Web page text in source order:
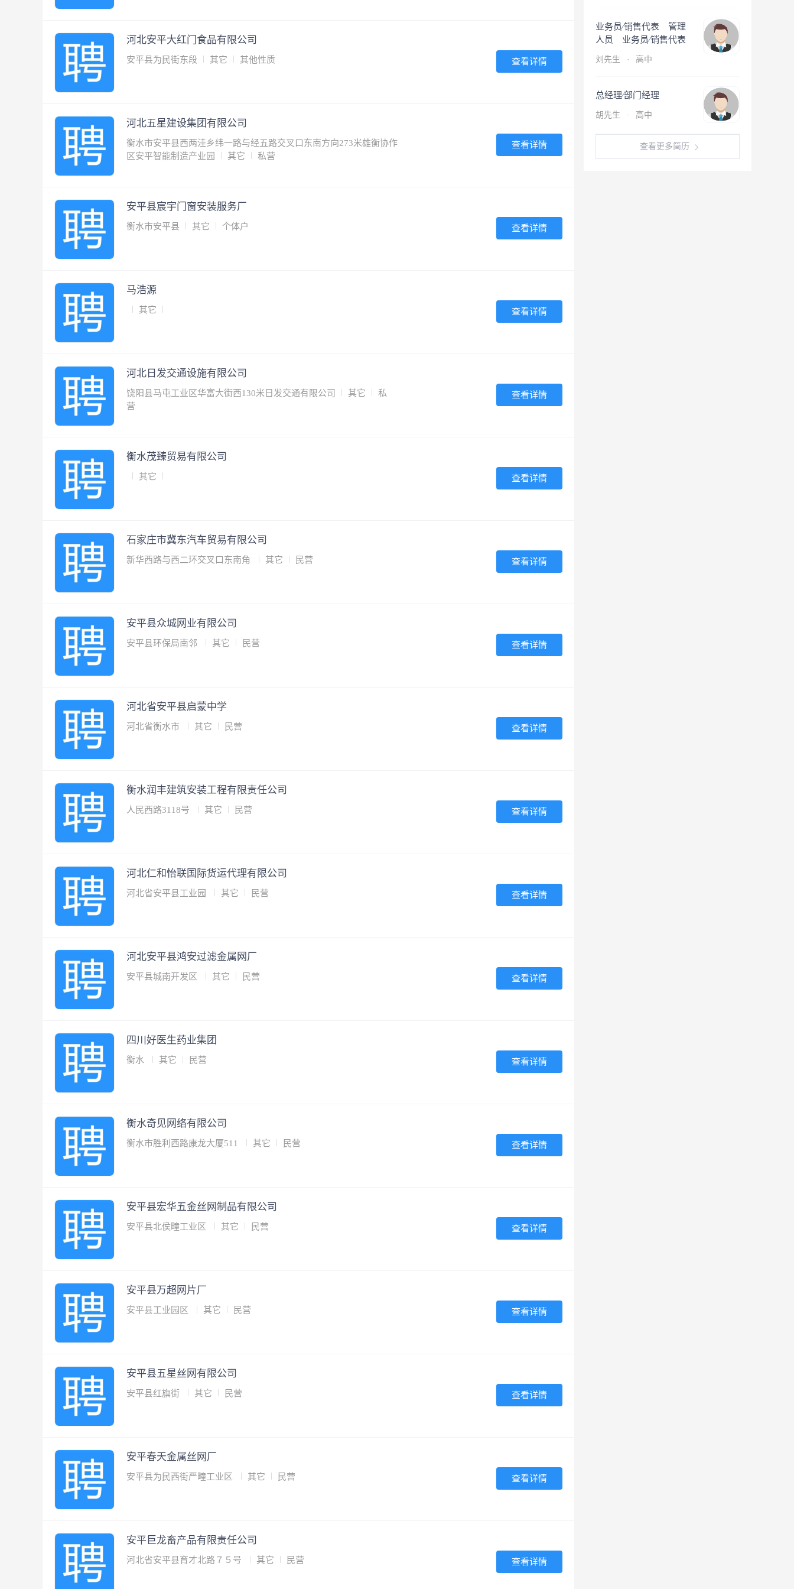
业务员∕销售代表 管理
人员 业务员∕销售代表
刘先生 · 高中
总经理∕部门经理
胡先生 · 高中
查看更多简历
河北安平大红门食品有限公司
安平县为民街东段 其它 其他性质 查看详情
河北五星建设集团有限公司
衡水市安平县西两洼乡纬一路与经五路交叉口东南方向273米雄衡协作
区安平智能制造产业园
其它 私营
查看详情
安平县宸宇门窗安装服务厂
衡水市安平县 其它 个体户 查看详情
马浩源
其它 查看详情
河北日发交通设施有限公司
饶阳县马屯工业区华富大街西130米日发交通有限公司 其它
私
营
查看详情
衡水茂臻贸易有限公司
其它 查看详情
石家庄市冀东汽车贸易有限公司
新华西路与西二环交叉口东南角 其它 民营 查看详情
安平县众城网业有限公司
安平县环保局南邻 其它 民营 查看详情
河北省安平县启蒙中学
河北省衡水市 其它 民营 查看详情
衡水润丰建筑安装工程有限责任公司
人民西路3118号 其它 民营 查看详情
河北仁和怡联国际货运代理有限公司
河北省安平县工业园 其它 民营 查看详情
河北安平县鸿安过滤金属网厂
安平县城南开发区 其它 民营 查看详情
四川好医生药业集团
衡水 其它 民营 查看详情
衡水奇见网络有限公司
衡水市胜利西路康龙大厦511 其它 民营 查看详情
安平县宏华五金丝网制品有限公司
安平县北侯疃工业区 其它 民营 查看详情
安平县万超网片厂
安平县工业园区 其它 民营 查看详情
安平县五星丝网有限公司
安平县红旗街 其它 民营 查看详情
安平春天金属丝网厂
安平县为民西街严疃工业区 其它 民营 查看详情
安平巨龙畜产品有限责任公司
河北省安平县育才北路７５号 其它 民营 查看详情